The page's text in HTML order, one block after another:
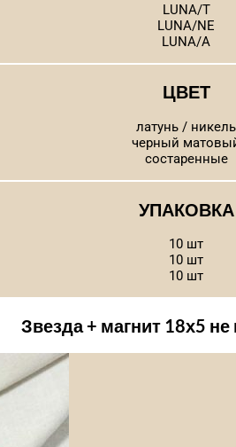
LUNA/T
LUNA/NE
LUNA/A
ЦВЕТ
латунь / никель
черный
состаренные
УПАКОВКА
10 шт
10 шт
10 шт
Звезда + магнит 18х5